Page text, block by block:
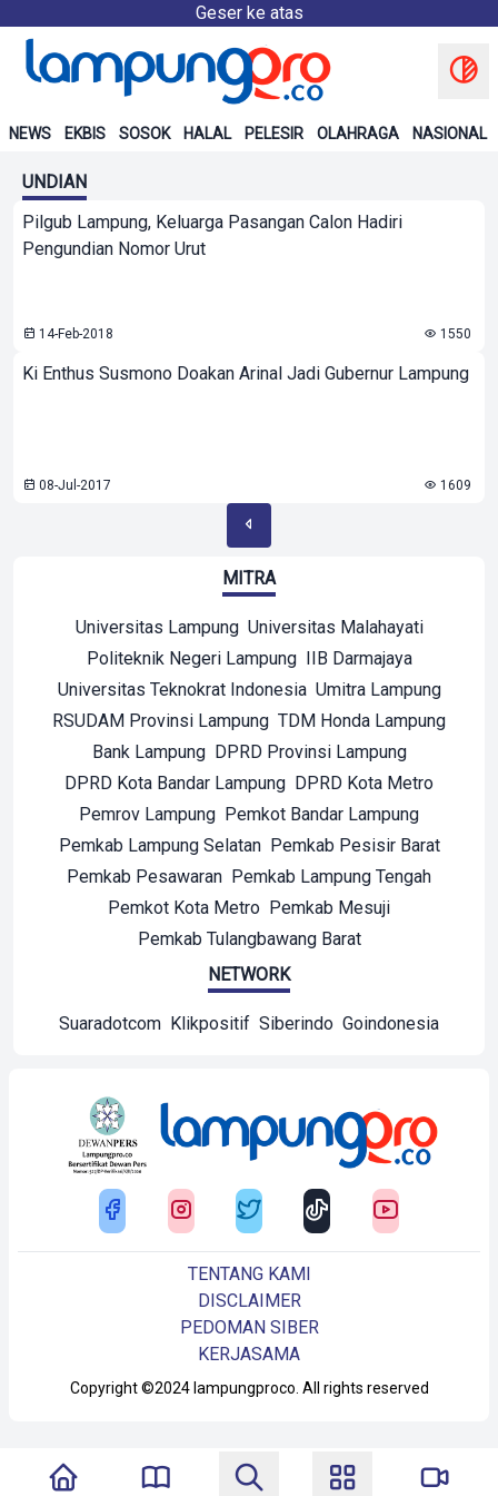
Geser ke atas
NEWS EKBIS SOSOK HALAL PELESIR OLAHRAGA NASIONAL
UNDIAN
Pilgub Lampung, Keluarga Pasangan Calon Hadiri
Pengundian Nomor Urut
14-Feb-2018 1550
Ki Enthus Susmono Doakan Arinal Jadi Gubernur Lampung
08-Jul-2017 1609
MITRA
Universitas Lampung Universitas Malahayati
Politeknik Negeri Lampung IIB Darmajaya
Universitas Teknokrat Indonesia Umitra Lampung
RSUDAM Provinsi Lampung TDM Honda Lampung
Bank Lampung DPRD Provinsi Lampung
DPRD Kota Bandar Lampung DPRD Kota Metro
Pemrov Lampung Pemkot Bandar Lampung
Pemkab Lampung Selatan Pemkab Pesisir Barat
Pemkab Pesawaran Pemkab Lampung Tengah
Pemkot Kota Metro Pemkab Mesuji
Pemkab Tulangbawang Barat
NETWORK
Suaradotcom Klikpositif Siberindo Goindonesia
Copyright ©2024 lampungproco. All rights reserved
TENTANG KAMI
DISCLAIMER
PEDOMAN SIBER
KERJASAMA